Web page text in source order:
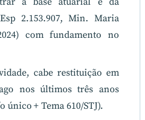
2.153.907, Min. Maria
com fundamento no
cabe restituição em
nos últimos três anos
único + Tema 610/STJ).